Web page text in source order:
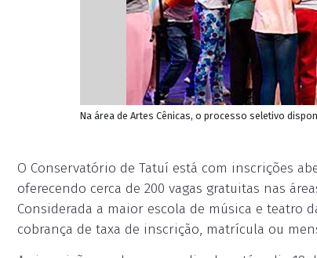
Na área de Artes Cênicas, o processo seletivo
O Conservatório de Tatuí está com inscrições
oferecendo cerca de 200 vagas gratuitas nas
Considerada a maior escola de música e teatro
cobrança de taxa de inscrição, matrícula ou